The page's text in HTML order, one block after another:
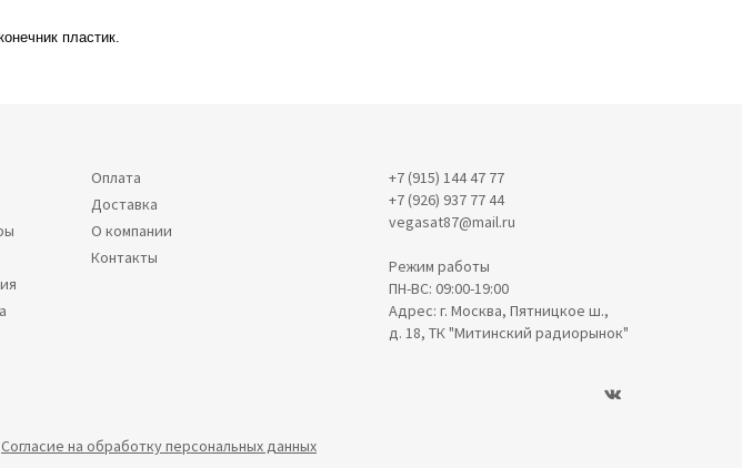
пластик.
Оплата
Доставка
О компании
Контакты
+7 (915) 144 47 77
+7 (926) 937 77 44
vegasat87@mail.ru
Режим работы
ПН-ВС: 09:00-19:00
Адрес: г. Москва, Пятницкое ш.,
д. 18, ТК "Митинский радиорынок"
Согласие на обработку персональных данных